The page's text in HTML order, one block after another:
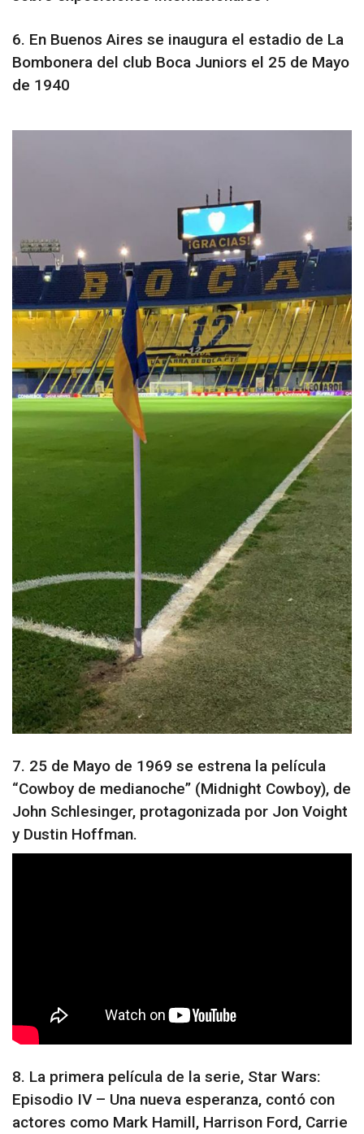
6. En Buenos Aires se inaugura el estadio de La
Bombonera del club Boca Juniors el 25 de Mayo
de 1940
7. 25 de Mayo de 1969 se estrena la película
“Cowboy de medianoche” (Midnight Cowboy), de
John Schlesinger, protagonizada por Jon Voight
y Dustin Hoffman.
8. La primera película de la serie, Star Wars:
Episodio IV – Una nueva esperanza, contó con
actores como Mark Hamill, Harrison Ford, Carrie